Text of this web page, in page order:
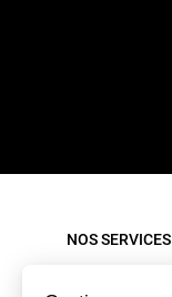
NOS SERVICES